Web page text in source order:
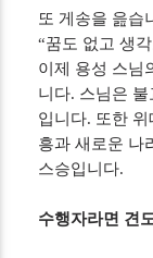
또 게송을 읊습
“꿈도 없고 생
이제 용성 스님
니다. 스님은
입니다. 또한
흥과 새로운 나
스승입니다.
수행자라면 견